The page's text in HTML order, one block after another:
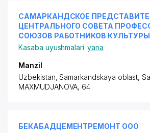
САМАРКАНДСКОЕ
ЦЕНТРАЛЬНОГО СОВЕТА
СОЮЗОВ РАБОТНИКОВ
Kasaba uyushmalari yana
Manzil
Uzbekistan, Samarkandskaya oblast,
MAXMUDJANOVA, 64
БЕКАБАДЦЕМЕНТРЕМОНТ ООО